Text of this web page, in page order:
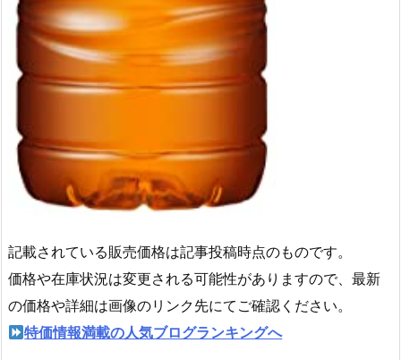
記載されている販売価格は記事投稿時点のものです。
価格や在庫状況は変更される可能性がありますので、最新
の価格や詳細は画像のリンク先にてご確認ください。
特価情報満載の人気ブログランキングへ